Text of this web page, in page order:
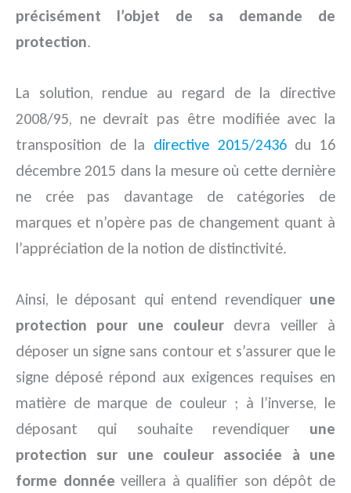
précisément l’objet de sa demande de
protection.
La solution, rendue au regard de la directive
2008/95, ne devrait pas être modifiée avec la
transposition de la directive 2015/2436du 16
décembre 2015 dans la mesure où cette dernière
ne crée pas davantage de catégories de
marques et n’opère pas de changement quant à
l’appréciation de la notion de distinctivité.
Ainsi, le déposant qui entend revendiquer une
protection pour une couleur devra veiller à
déposer un signe sans contour et s’assurer que le
signe déposé répond aux exigences requises en
matière de marque de couleur ; à l’inverse, le
déposant qui souhaite revendiquer une
protection sur une couleur associée à une
forme donnée veillera à qualifier son dépôt de